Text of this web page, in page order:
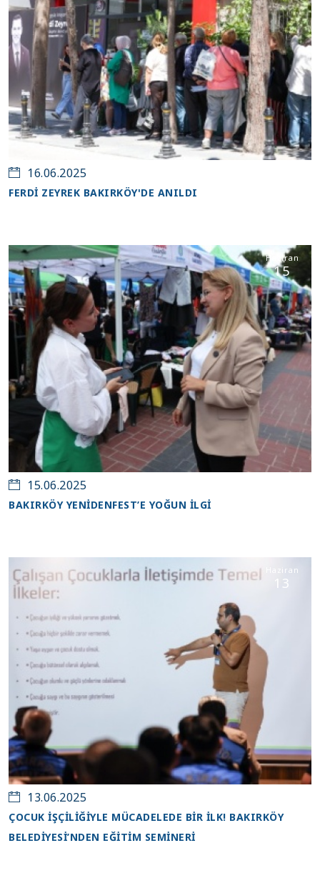
16.06.2025
FERDİ ZEYREK BAKIRKÖY'DE ANILDI
Haziran
15
15.06.2025
BAKIRKÖY YENİDENFEST’E YOĞUN İLGİ
Haziran
13
13.06.2025
ÇOCUK İŞÇİLİĞİYLE MÜCADELEDE BİR İLK! BAKIRKÖY
BELEDİYESİ’NDEN EĞİTİM SEMİNERİ